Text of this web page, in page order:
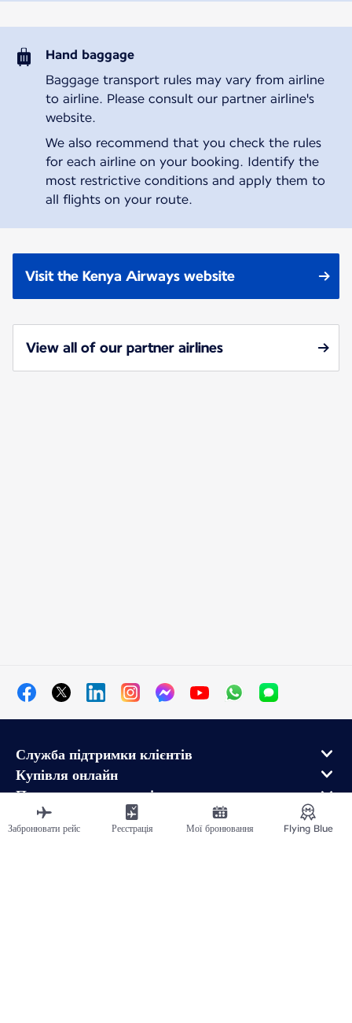
Hand baggage
Baggage transport rules may vary from airline
to airline. Please consult our partner airline's
website.
We also recommend that you check the rules
for each airline on your booking. Identify the
most restrictive conditions and apply them to
all flights on your route.
Visit the Kenya Airways website
View all of our partner airlines
Служба підтримки клієнтів
Купівля онлайн
Програма лояльності та партнери
Про Air France
Мобільний додаток Air France
Забронювати рейс Реєстрація Мої бронювання Flying Blue